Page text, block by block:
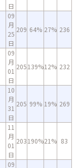
日
09
月
25
日
209 64% 27% 236
09
月
01
日
205139%12% 232
10
月
31
日
205 99% 19% 269
11
月
01
日
203190%21% 83
09